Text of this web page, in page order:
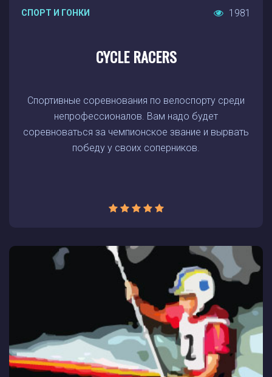
СПОРТ И ГОНКИ 1981
CYCLE RACERS
Спортивные соревнования по велоспорту среди
непрофессионалов. Вам надо будет
соревноваться за чемпионское звание и вырвать
победу у своих соперников.